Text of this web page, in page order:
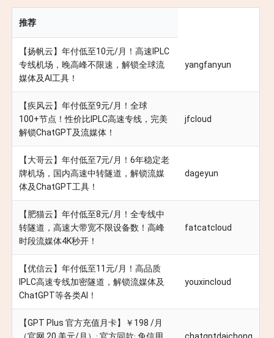
推荐
【扬帆云】年付低至10元/月！高速IPLC
专线机场，晚高峰不限速，解锁全球流
媒体及AI工具！
yangfanyun
【疾风云】年付低至9元/月！全球
100+节点！性价比IPLC高速专线，完美
解锁ChatGPT及流媒体！
jfcloud
【大哥云】年付低至7元/月！6年稳定老
牌机场，国内高速中转隧道，解锁流媒
体及ChatGPT工具！
dageyun
【肥猫云】年付低至8元/月！全专线中
转隧道，高速大带宽不限设备数！高峰
时段流媒体4K秒开！
fatcatcloud
【优信云】年付低至11元/月！高品质
IPLC高速专线加密隧道，解锁流媒体及
ChatGPT等各类AI！
youxincloud
【GPT Plus 官方充值月卡】￥198 /月